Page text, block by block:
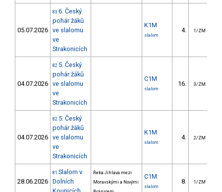
05.07.2026
83 6. Český
pohár žáků
ve slalomu
ve
Strakonicích
K1M
slalom
4. 1/ZM
04.07.2026
82 5. Český
pohár žáků
ve slalomu
ve
Strakonicích
C1M
slalom
16. 3/ZM
04.07.2026
82 5. Český
pohár žáků
ve slalomu
ve
Strakonicích
K1M
slalom
4. 2/ZM
28.06.2026
81 Slalom v
Dolních
Řeka Jihlava mezi
Moravskými a Novými
C1M
slalom
8. 1/ZM